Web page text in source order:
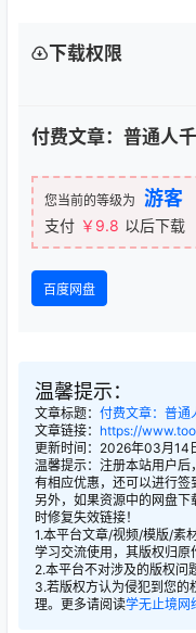
下载权限
付费文章：普通人
您当前的等级为 游客
支付 ￥9.8 以后下载
百度网盘
温馨提示：
文章标题： 付费文章：普通
文章链接： https://
更新时间：2026年03月14
温馨提示：注册本站用户
有相应优惠，还可以进行签
另外，如果资源中的网盘下
时修复失效链接！
1.本平台文章/视频/模版/素
学习交流使用，其版权归原
2.本平台不对涉及的版权问
3.若版权方认为侵犯到您的
理。更多请阅读学无止境网